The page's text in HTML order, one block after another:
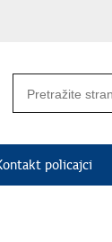
policajci